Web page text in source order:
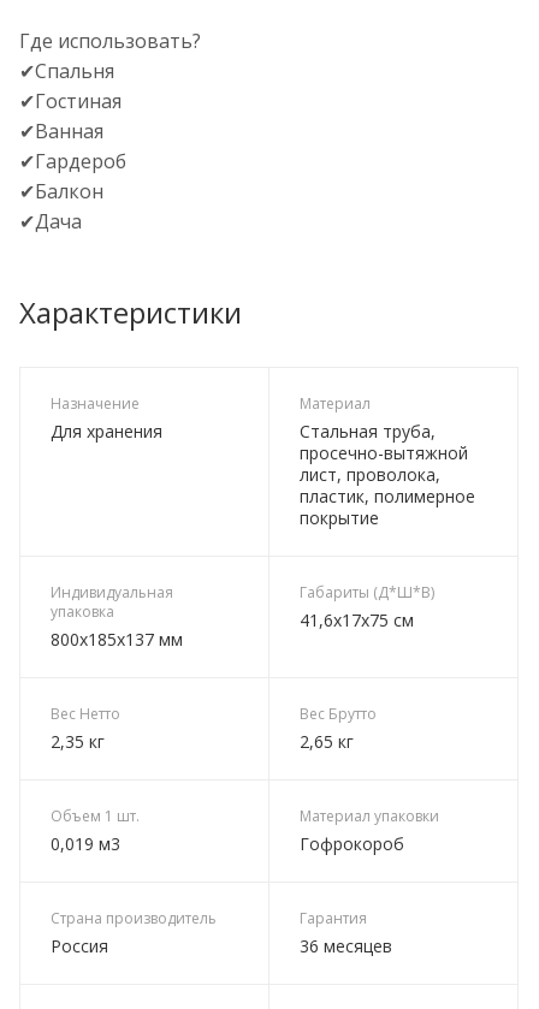
Где использовать?
✔Спальня
✔Гостиная
✔Ванная
✔Гардероб
✔Балкон
✔Дача
Характеристики
Назначение
Для хранения
Материал
Стальная труба,
просечно-вытяжной
лист, проволока,
пластик, полимерное
покрытие
Индивидуальная
упаковка
800х185х137 мм
Габариты (Д*Ш*В)
41,6х17х75 см
Вес Нетто
2,35 кг
Вес Брутто
2,65 кг
Объем 1 шт.
0,019 м3
Материал упаковки
Гофрокороб
Страна производитель
Россия
Гарантия
36 месяцев